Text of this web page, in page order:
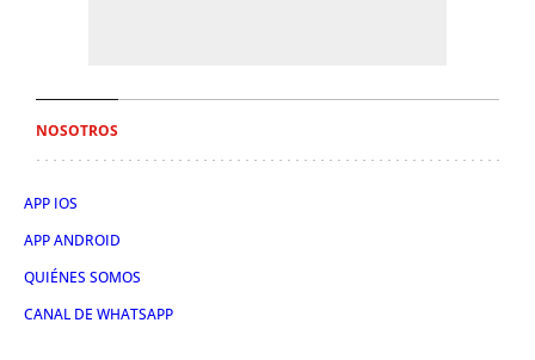
NOSOTROS
APP IOS
APP ANDROID
QUIÉNES SOMOS
CANAL DE WHATSAPP